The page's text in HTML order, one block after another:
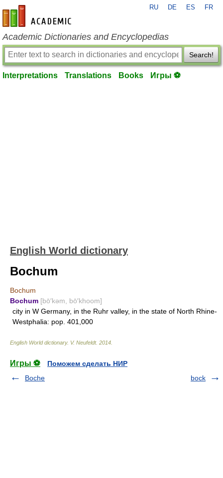
en-academic.com
RU DE ES FR
Academic Dictionaries and Encyclopedias
Search!
Interpretations Translations Books Игры ⚽
English World dictionary
Bochum
Bochum
Bochum [bō′kəm, bō′khoom]
city in W Germany, in the Ruhr valley, in the state of North Rhine-
Westphalia: pop. 401,000
English World dictionary. V. Neufeldt. 2014
Игры ⚽
Поможем сделать НИР
Boche
bock